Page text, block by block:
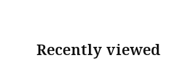
Recently viewed